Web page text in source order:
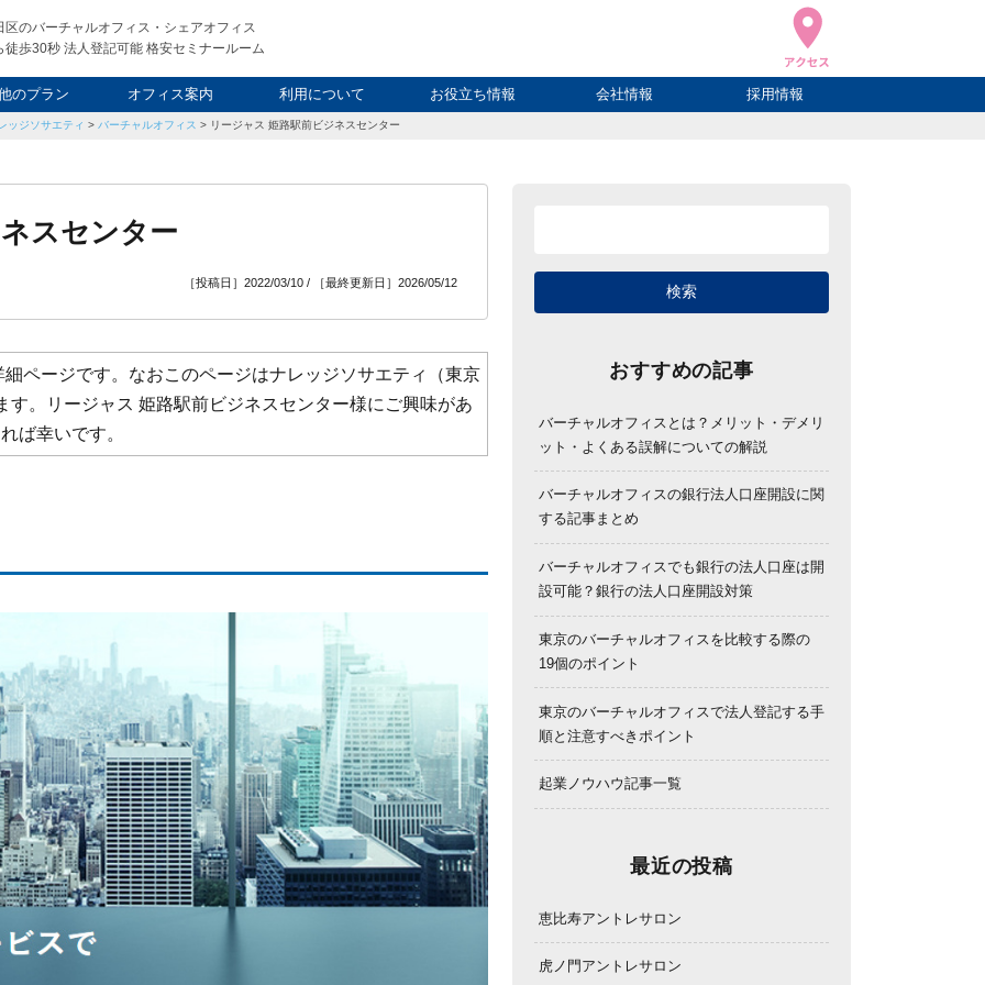
区のバーチャルオフィス・シェアオフィス
徒歩30秒 法人登記可能 格安セミナールーム
のプラン
ルオフィス
ィークエンド
会議室
オフィス案内 利用について
利用料金
申込について
FAQ
お役立ち情報 会社情報 採用情報
ッジソサエティ > バーチャルオフィス > リージャス 姫路駅前ビジネスセンター
スセンター
［投稿日］2022/03/10 / ［最終更新日］2026/05/12
細ページです。なおこのページはナレッジソサエティ（東京
。
リージャス 姫路駅前ビジネスセンター様にご興味があ
ば幸いです。
おすすめの記事
バーチャルオフィスとは？メリット・デメリ
ット・よくある誤解についての解説
バーチャルオフィスの銀行法人口座開設に関
する記事まとめ
バーチャルオフィスでも銀行の法人口座は開
設可能？銀行の法人口座開設対策
東京のバーチャルオフィスを比較する際の
19個のポイント
東京のバーチャルオフィスで法人登記する手
順と注意すべきポイント
起業ノウハウ記事一覧
最近の投稿
恵比寿アントレサロン
虎ノ門アントレサロン